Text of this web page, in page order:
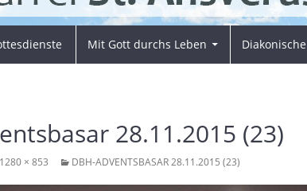
Mit Gott durchs Leben
28.11.2015 (23)
1280 × 853 DBH-ADVENTSBASAR 28.11.2015 (23)